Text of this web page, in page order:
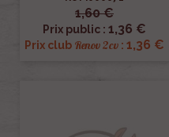
1,60 €
Prix public : 1,36 €
Prix club Renov 2cv : 1,36 €